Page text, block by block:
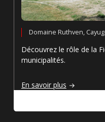
Domaine Ruthven,
Découvrez le rôle de la
municipalités.
Rôles et responsabilités
En savoir plus